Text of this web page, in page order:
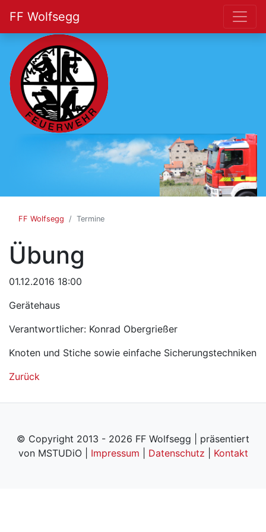
FF Wolfsegg
FF Wolfsegg Termine
Übung
01.12.2016 18:00
Gerätehaus
Verantwortlicher: Konrad Obergrießer
Knoten und Stiche sowie einfache Sicherungstechniken
Zurück
© Copyright 2013 - 2026 FF Wolfsegg | präsentiert
von MSTUDiO | Impressum Datenschutz Kontakt